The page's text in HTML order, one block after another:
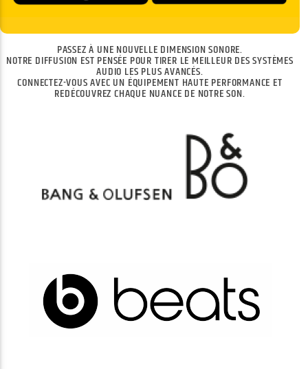
PASSEZ À UNE NOUVELLE DIMENSION SONORE.
NOTRE DIFFUSION EST PENSÉE POUR TIRER LE MEILLEUR DES SYSTÈMES
AUDIO LES PLUS AVANCÉS.
CONNECTEZ-VOUS AVEC UN ÉQUIPEMENT HAUTE PERFORMANCE ET
REDÉCOUVREZ CHAQUE NUANCE DE NOTRE SON.